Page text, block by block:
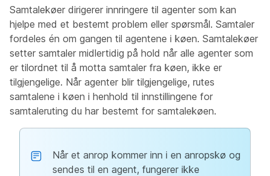
Samtalekøer dirigerer innringere til agenter som kan
hjelpe med et bestemt problem eller spørsmål. Samtaler
fordeles én om gangen til agentene i køen. Samtalekøer
setter samtaler midlertidig på hold når alle agenter som
er tilordnet til å motta samtaler fra køen, ikke er
tilgjengelige. Når agenter blir tilgjengelige, rutes
samtalene i køen i henhold til innstillingene for
samtaleruting du har bestemt for samtalekøen.
Når et anrop kommer inn i en anropskø og
sendes til en agent, fungerer ikke